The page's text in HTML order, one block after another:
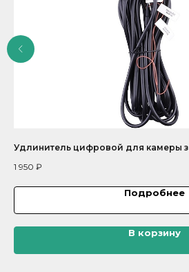
Удлинитель цифровой для камеры
1 950 ₽
Подробнее
В корзину